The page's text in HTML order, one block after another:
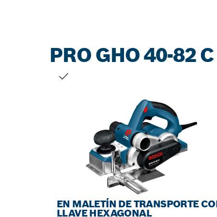
PRO GHO 40-82 C
EN MALETÍN DE TRANSPORTE
LLAVE HEXAGONAL